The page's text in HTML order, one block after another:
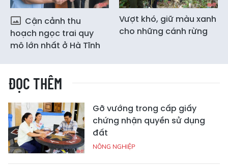
Cận cảnh thu
hoạch ngọc trai quy
mô lớn nhất ở Hà Tĩnh
Vượt khó, giữ màu xanh
cho những cánh rừng
ĐỌC THÊM
Gỡ vướng trong cấp giấy
chứng nhận quyền sử dụng
đất
NÔNG NGHIỆP